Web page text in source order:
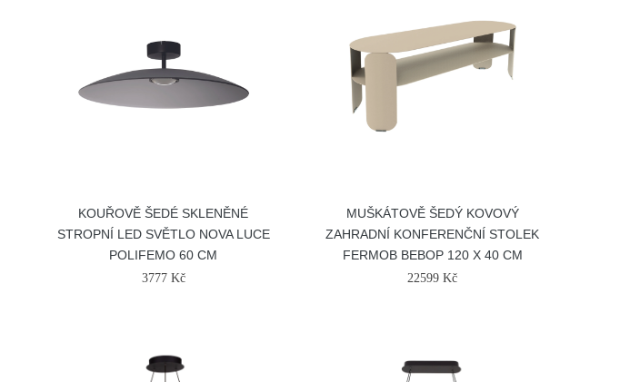
KOUŘOVĚ ŠEDÉ SKLENĚNÉ
STROPNÍ LED SVĚTLO NOVA LUCE
POLIFEMO 60 CM
3777 Kč
MUŠKÁTOVĚ ŠEDÝ KOVOVÝ
ZAHRADNÍ KONFERENČNÍ STOLEK
FERMOB BEBOP 120 X 40 CM
22599 Kč